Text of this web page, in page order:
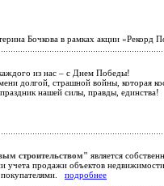
Бочкова в рамках акции «Рекорд
из нас – с Днем Победы!
долгой, страшной войны, которая
нашей силы, правды, единства!
строительством" является
учета продажи объектов
покупателями. подробнее